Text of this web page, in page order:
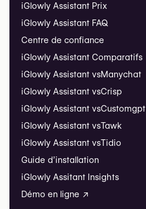
iGlowly Assistant Prix
iGlowly Assistant FAQ
Centre de confiance
iGlowly Assistant Comparatifs
iGlowly Assistant vsManychat
iGlowly Assistant vsCrisp
iGlowly Assistant vsCustomgpt
iGlowly Assistant vsTawk
iGlowly Assistant vsTidio
Guide d’installation
iGlowly Assitant Insights
Démo en ligne ↗